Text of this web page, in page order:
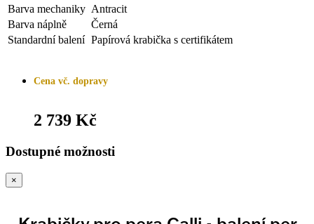
Barva mechaniky Antracit
Barva náplně
Černá
Standardní balení Papírová krabička s certifikátem
Cena vč. dopravy
2 739 Kč
Dostupné možnosti
×